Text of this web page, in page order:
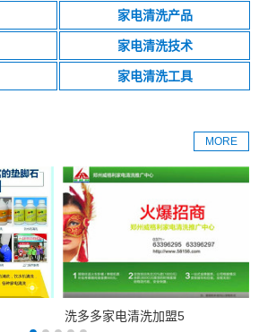
家电清洗产品
家电清洗技术
家电清洗工具
MORE
洗多多家电清洗加盟5